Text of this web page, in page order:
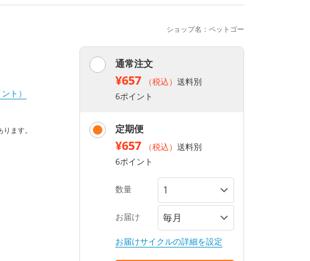
ショップ名：ペットゴー
ト）
ます。
通常注文
¥657 （税込） 送料別
6ポイント
定期便
¥657 （税込） 送料別
6ポイント
数量
お届け
お届けサイクルの詳細を設定